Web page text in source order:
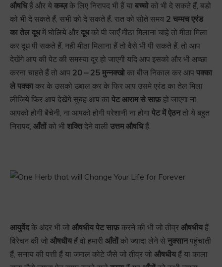
औषधिहैं और ये कब्ज़के लिए निरापद भी हैं या बच्चोको भी दे सकते हैं, बडो
को भी दे सकते हैं, सभी को दे सकते हैं. रात को सोते समय 2 चम्मच एरंड
का तेल दूधमें घोलिये और दूधको पी जाएँ मीठा मिलाना चाहे तो मीठा मिला
कर दूध पी सकते हैं, नही मीठा मिलाना हैं तो वैसे भी पी सकते हैं. तो आप
देखेंगे आप की पेट की समस्या दूर हो जाएगी यदि आप इसको और भी अच्छा
करना चाहते हैं तो आप 20 – 25 मुन्नक्खोका बीज निकाल कर आप पक्का
ले पक्काकर के उसको उबाल कर के फिर आप उसमे एरंड का तेल मिला
लीजिये फिर आप देखेंगे सुबह आप का पेट आराम से साफ़हो जाएगा ना
आपको होगी बैचेनी, ना आपको होगी परेशानी ना होगा पेट में ऐठनतो ये बहुत
निरापद, आँतोंको भी शक्तिदेने वाली उत्तम औषधिहैं.
आयुर्वेदके अंदर भी जो औषधीय पेट साफ़करने की भी जो तीव्र औषधीयहैं
विरेचन की जो औषधीयहैं वो हमारी आँतोंको ज्यादा लेने से नुक्सानपहुंचाती
हैं, सनाय की पत्ती हैं या जमाल कोटे जैसे जो तीव्र जो औषधीयहैं या काला